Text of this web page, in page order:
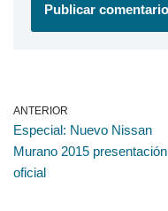
ANTERIOR
Especial: Nuevo Nissan
Murano 2015 presentación
oficial